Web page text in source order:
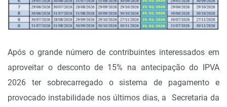
Após o grande número de contribuintes interessados em
aproveitar o desconto de 15% na antecipação do IPVA
2026 ter sobrecarregado o sistema de pagamento e
provocado instabilidade nos últimos dias, a Secretaria da